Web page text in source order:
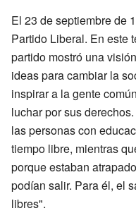
El 23 de septiembre de
Partido Liberal. En este
partido mostró una
ideas para cambiar la
inspirar a la gente
luchar por sus
las personas con
tiempo libre, mientras
porque estaban
podían salir. Para él, el
libres".